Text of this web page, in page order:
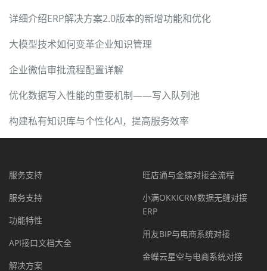
详细介绍ERP解决方案2.0版本的新增功能和优化
大模型技术如何变革企业知识管理
企业微信审批流程配置详解
优化数据写入性能的重要机制——写入队列池
构建私有知识库与个性化AI，提高服务效率
服务支持
服务支持
功能特性
API接口文档大全
解决方案
旺店通与金蝶对接全流程
小满OKKICRM数据无缝对接
ERP
用友BIP与电商系统对接
金蝶云星空与电商系统对接